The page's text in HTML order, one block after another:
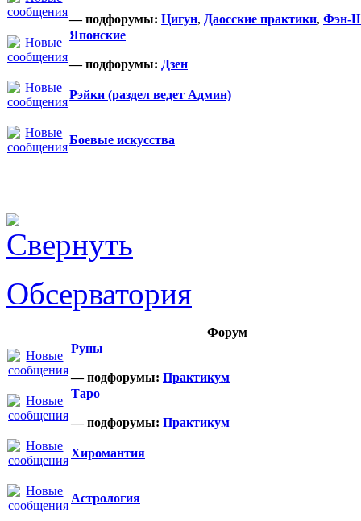
— подфорумы: Цигун, Даосские практики, Фэн-
Японские
— подфорумы: Дзен
Рэйки (раздел ведет Админ)
Боевые искусства
Обсерватория
Форум
Руны
— подфорумы: Практикум
Таро
— подфорумы: Практикум
Хиромантия
Астрология